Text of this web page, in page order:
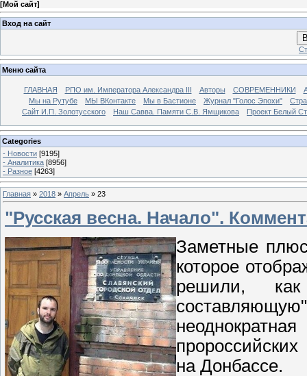
[Мой сайт]
Вход на сайт
Меню сайта
ГЛАВНАЯ РПО им. Императора Александра III Авторы СОВРЕМЕННИКИ
Мы на Рутубе
МЫ ВКонтакте Мы в Бастионе Журнал "Голос Эпохи"
Сайт И.П. Золотусского
Наш Савва. Памяти С.В. Ямщикова Проект Белый
Categories
- Новости [9195]
- Аналитика [8956]
- Разное [4263]
Главная » 2018 » Апрель » 23
"Русская весна. Начало".
Заметные
которое
решили,
на Донбассе.